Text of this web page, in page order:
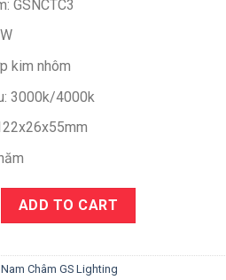
GSNCTC3
kim nhôm
3000k/4000k
ADD TO CART
Châm GS Lighting